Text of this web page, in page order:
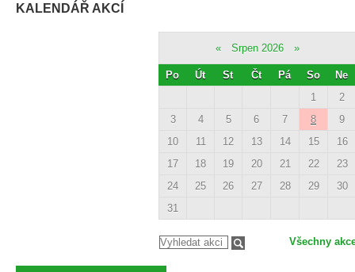
KALENDÁŘ AKCÍ
« Srpen 2026 »
Po Út St Čt Pá So
Ne
1
2
3
4 5 6 7 8
9
10
11 12 13 14 15
16
17
18 19 20 21 22
23
24
25 26 27 28 29
30
31
Všechny